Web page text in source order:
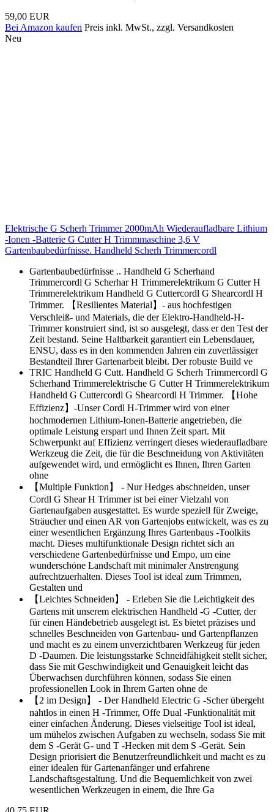
59,00 EUR
Bei Amazon kaufen Preis inkl. MwSt., zzgl. Versandkosten
Neu
Elektrische G Scherh Trimmer 2000mAh Wiederaufladbare Lithium
-Ionen -Batterie G Cutter H Trimmmaschine 3,6 V
Gartenbaubedürfnisse. Handheld Scherh Trimmercordl
Gartenbaubedürfnisse .. Handheld G Scherhand
Trimmercordl G Scherhar H Trimmerelektrikum G Cutter H
Trimmerelektrikum Handheld G Cuttercordl G Shearcordl H
Trimmer. 【Resilientes Material】- aus hochfestigen
Verschleiß- und Materials, die der Elektro-Handheld-H-
Trimmer konstruiert sind, ist so ausgelegt, dass er den Test der
Zeit bestand. Seine Haltbarkeit garantiert ein Lebensdauer,
ENSU, dass es in den kommenden Jahren ein zuverlässiger
Bestandteil Ihrer Gartenarbeit bleibt. Der robuste Build ve
TRIC Handheld G Cutt. Handheld G Scherh Trimmercordl G
Scherhand Trimmerelektrische G Cutter H Trimmerelektrikum
Handheld G Cuttercordl G Shearcordl H Trimmer. 【Hohe
Effizienz】-Unser Cordl H-Trimmer wird von einer
hochmodernen Lithium-Ionen-Batterie angetrieben, die
optimale Leistung erspart und Ihnen Zeit spart. Mit
Schwerpunkt auf Effizienz verringert dieses wiederaufladbare
Werkzeug die Zeit, die für die Beschneidung von Aktivitäten
aufgewendet wird, und ermöglicht es Ihnen, Ihren Garten
ohne
【Multiple Funktion】 - Nur Hedges abschneiden, unser
Cordl G Shear H Trimmer ist bei einer Vielzahl von
Gartenaufgaben ausgestattet. Es wurde speziell für Zweige,
Sträucher und einen AR von Gartenjobs entwickelt, was es zu
einer wesentlichen Ergänzung Ihres Gartenbaus -Toolkits
macht. Dieses multifunktionale Design richtet sich an
verschiedene Gartenbedürfnisse und Empo, um eine
wunderschöne Landschaft mit minimaler Anstrengung
aufrechtzuerhalten. Dieses Tool ist ideal zum Trimmen,
Gestalten und
【Leichtes Schneiden】 - Erleben Sie die Leichtigkeit des
Gartens mit unserem elektrischen Handheld -G -Cutter, der
für einen Händebetrieb ausgelegt ist. Es bietet präzises und
schnelles Beschneiden von Gartenbau- und Gartenpflanzen
und macht es zu einem unverzichtbaren Werkzeug für jeden
D -Daumen. Die leistungsstarke Schneidfähigkeit stellt sicher,
dass Sie mit Geschwindigkeit und Genauigkeit leicht das
Überwachsen durchführen können, sodass Sie einen
professionellen Look in Ihrem Garten ohne de
【2 im Design】 - Der Handheld Electric G -Scher übergeht
nahtlos in einen H -Trimmer, Offe Dual -Funktionalität mit
einer einfachen Änderung. Dieses vielseitige Tool ist ideal,
um mühelos zwischen Aufgaben zu wechseln, sodass Sie mit
dem S -Gerät G- und T -Hecken mit dem S -Gerät. Sein
Design priorisiert die Benutzerfreundlichkeit und macht es zu
einer idealen für Gartenanfänger und erfahrene
Landschaftsgestaltung. Und die Bequemlichkeit von zwei
wesentlichen Werkzeugen in einem, die Ihre Ga